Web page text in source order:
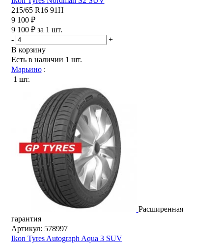
215/65 R16 91H
9 100 ₽
9 100 ₽ за 1 шт.
-
+
В корзину
Есть в наличии 1 шт.
Марьино:
1 шт.
Расширенная
гарантия
Артикул: 578997
Ikon Tyres Autograph Aqua 3 SUV